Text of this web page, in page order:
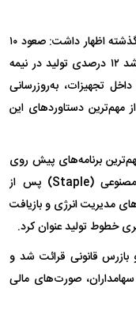
معدولی با اشاره به مهم‌ترین دستاورد‌های سال گذشته اظهار داشت: صعود ۱۰
پله‌ای در رتبه‌بندی IMI-۱۰۰ و کسب رتبه ۶۲، رشد ۱۲ درصدی تولید در نیمه
تجهیزات، به‌روزرسانی
دستاورد‌های این
برنامه‌های پیش روی
شرکت را راه‌اندازی تجاری واحد تولید پنبه مصنوعی (Staple) پس از
مدیریت انرژی و بازیافت
خطوط تولید عنوان کرد.
قانونی قرائت شد و
صورت‌های مالی